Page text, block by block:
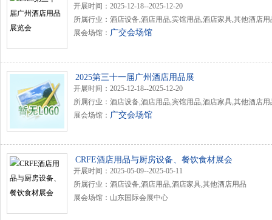
开展时间：2025-12-18--2025-12-20
所属行业：酒店设备,酒店用品,宾馆用品,酒店家具,其他酒店用
展会场馆： 广交会场馆
2025第三十一届广州酒店用品展
开展时间：2025-12-18--2025-12-20
所属行业：酒店设备,酒店用品,宾馆用品,酒店家具,其他酒店用
展会场馆： 广交会场馆
CRFE酒店用品与厨房设备、餐饮食材展会
开展时间：2025-05-09--2025-05-11
所属行业：酒店设备,酒店用品,酒店家具,其他酒店用品
展会场馆：山东国际会展中心